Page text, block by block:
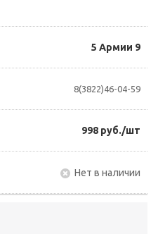
5 Армии 9
8(3822)46-04-59
998 руб./шт
Нет в наличии